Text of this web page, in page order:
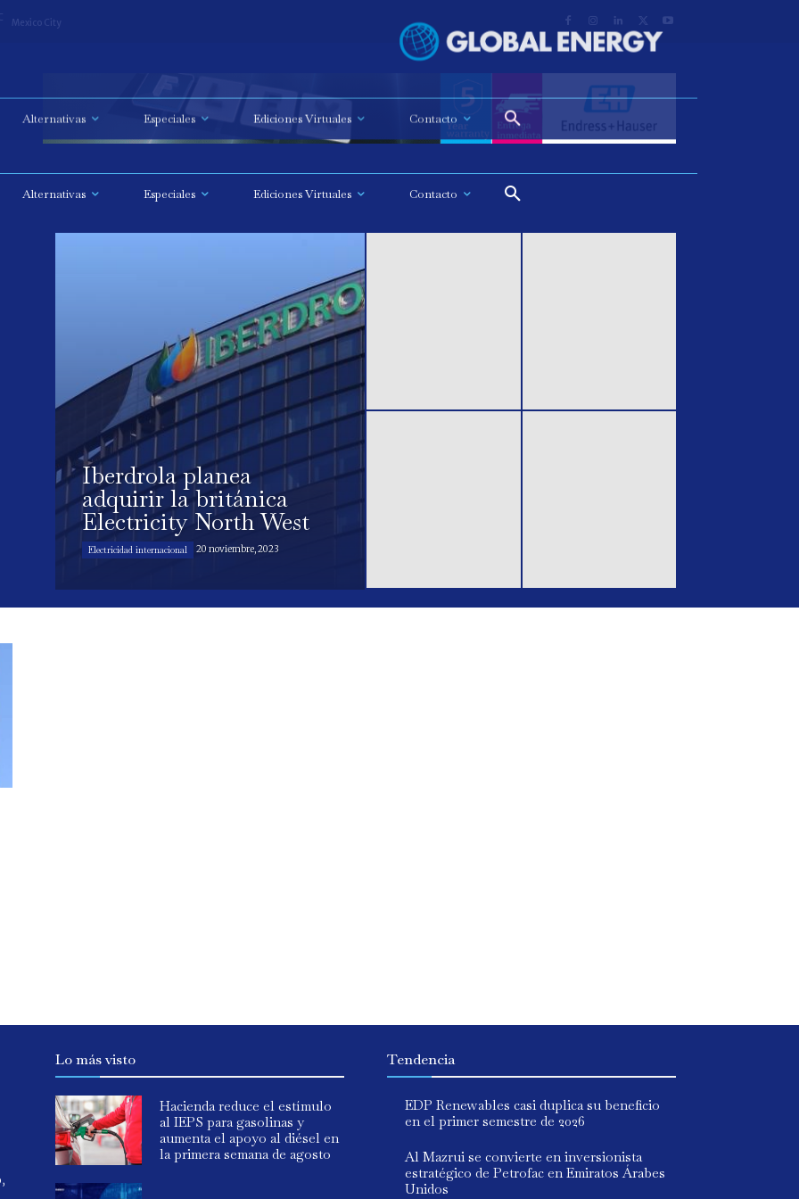
Mexico City
Alternativas Especiales Ediciones Virtuales Contacto
Iberdrola planea
adquirir la británica
Electricity North West
Electricidad internacional 20 noviembre, 2023
Lo más visto
Hacienda reduce el estímulo
al IEPS para gasolinas y
aumenta el apoyo al diésel en
la primera semana de agosto
Tendencia
EDP Renewables casi duplica su beneficio
en el primer semestre de 2026
Al Mazrui se convierte en inversionista
estratégico de Petrofac en Emiratos Árabes
Unidos